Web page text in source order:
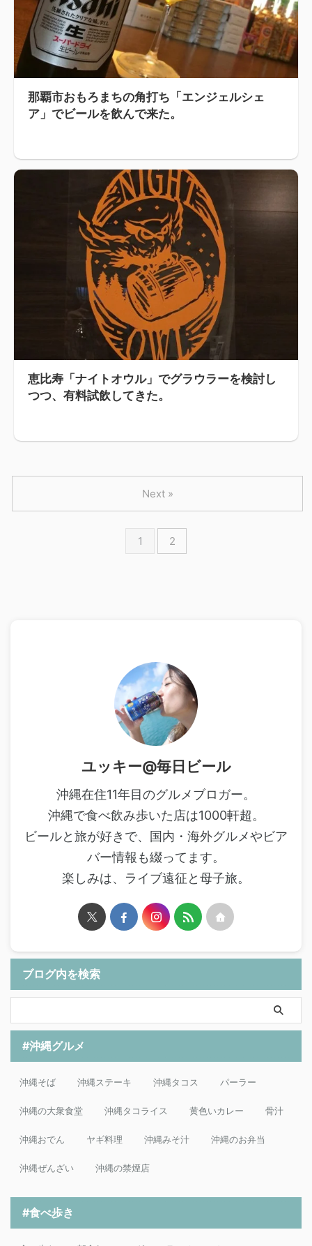
那覇市おもろまちの角打ち「エンジェルシェ
ア」でビールを飲んで来た。
恵比寿「ナイトオウル」でグラウラーを検討し
つつ、有料試飲してきた。
1 2
Next »
ユッキー@毎日ビール
沖縄在住11年目のグルメブロガー。
沖縄で食べ飲み歩いた店は1000軒超。
ビールと旅が好きで、国内・海外グルメやビア
バー情報も綴ってます。
楽しみは、ライブ遠征と母子旅。
ブログ内を検索
#沖縄グルメ
沖縄そば 沖縄ステーキ 沖縄タコス パーラー
沖縄の大衆食堂 沖縄タコライス 黄色いカレー 骨汁
沖縄おでん ヤギ料理 沖縄みそ汁 沖縄のお弁当
沖縄ぜんざい 沖縄の禁煙店
#食べ歩き